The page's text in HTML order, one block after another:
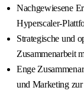
Nachgewiesene
Hyperscaler-
Strategische und
Zusammenarbeit
Enge
und Marketing